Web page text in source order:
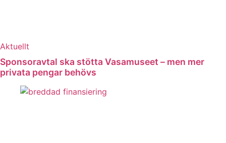
Aktuellt
Sponsoravtal ska stötta Vasamuseet – men mer
privata pengar behövs